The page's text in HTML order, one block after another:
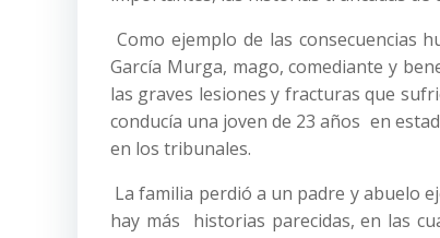
Como ejemplo de las consecuencias
García Murga, mago, comediante y
las graves lesiones y fracturas que
conducía una joven de 23 años en
en los tribunales.
La familia perdió a un padre y abuelo
hay más historias parecidas, en las